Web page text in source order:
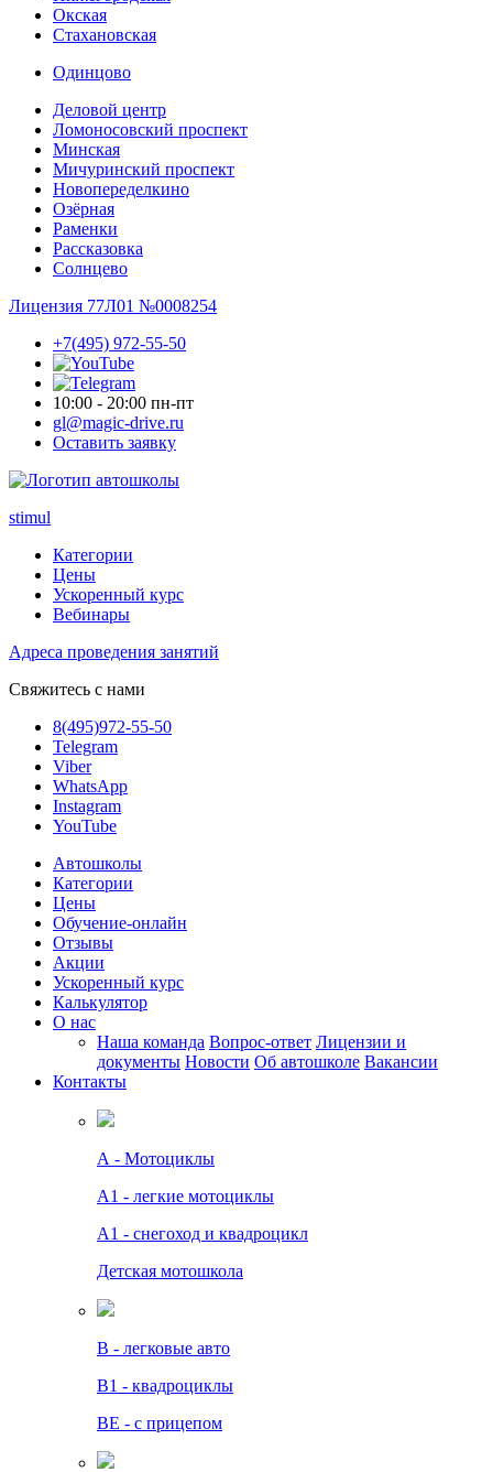
Окская
Стахановская
Одинцово
Деловой центр
Ломоносовский проспект
Минская
Мичуринский проспект
Новопере­делкино
Озёрная
Раменки
Рассказовка
Солнцево
Лицензия 77Л01 №0008254
+7(495) 972-55-50
10:00 - 20:00 пн-пт
gl@magic-drive.ru
Оставить заявку
stimul
Категории
Цены
Ускоренный курс
Вебинары
Адреса проведения занятий
Свяжитесь с нами
8(495)972-55-50
Telegram
Viber
WhatsApp
Instagram
YouTube
Автошколы
Категории
Цены
Обучение-онлайн
Отзывы
Акции
Ускоренный курс
Калькулятор
О нас
Наша команда Вопрос-ответ Лицензии и
документы Новости Об автошколе Вакансии
Контакты
А - Мотоциклы
A1 - легкие мотоциклы
A1 - снегоход и квадроцикл
Детская мотошкола
B - легковые авто
В1 - квадроциклы
BE - с прицепом